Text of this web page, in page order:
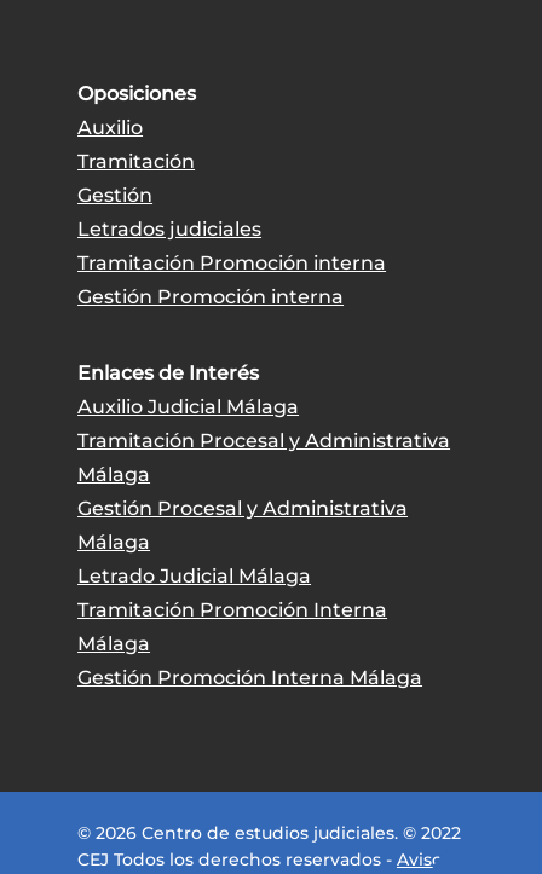
Oposiciones
Auxilio
Tramitación
Gestión
Letrados judiciales
Tramitación Promoción interna
Gestión Promoción interna
Enlaces de Interés
Auxilio Judicial Málaga
Tramitación Procesal y Administrativa
Málaga
Gestión Procesal y Administrativa
Málaga
Letrado Judicial Málaga
Tramitación Promoción Interna
Málaga
Gestión Promoción Interna Málaga
© 2026 Centro de estudios judiciales. © 2022
CEJ Todos los derechos reservados - Aviso